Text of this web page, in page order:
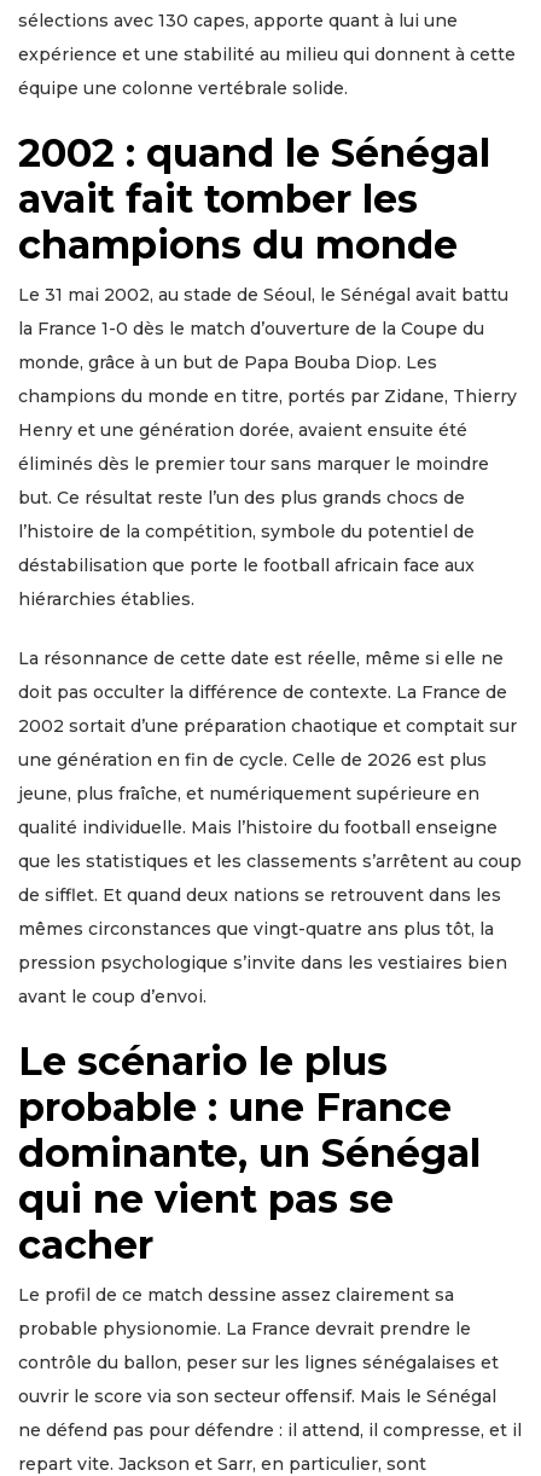
sélections avec 130 capes, apporte quant à lui une
expérience et une stabilité au milieu qui donnent à cette
équipe une colonne vertébrale solide.
2002 : quand le Sénégal
avait fait tomber les
champions du monde
Le 31 mai 2002, au stade de Séoul, le Sénégal avait battu
la France 1-0 dès le match d’ouverture de la Coupe du
monde, grâce à un but de Papa Bouba Diop. Les
champions du monde en titre, portés par Zidane, Thierry
Henry et une génération dorée, avaient ensuite été
éliminés dès le premier tour sans marquer le moindre
but. Ce résultat reste l’un des plus grands chocs de
l’histoire de la compétition, symbole du potentiel de
déstabilisation que porte le football africain face aux
hiérarchies établies.
La résonnance de cette date est réelle, même si elle ne
doit pas occulter la différence de contexte. La France de
2002 sortait d’une préparation chaotique et comptait sur
une génération en fin de cycle. Celle de 2026 est plus
jeune, plus fraîche, et numériquement supérieure en
qualité individuelle. Mais l’histoire du football enseigne
que les statistiques et les classements s’arrêtent au coup
de sifflet. Et quand deux nations se retrouvent dans les
mêmes circonstances que vingt-quatre ans plus tôt, la
pression psychologique s’invite dans les vestiaires bien
avant le coup d’envoi.
Le scénario le plus
probable : une France
dominante, un Sénégal
qui ne vient pas se
cacher
Le profil de ce match dessine assez clairement sa
probable physionomie. La France devrait prendre le
contrôle du ballon, peser sur les lignes sénégalaises et
ouvrir le score via son secteur offensif. Mais le Sénégal
ne défend pas pour défendre : il attend, il compresse, et il
repart vite. Jackson et Sarr, en particulier, sont